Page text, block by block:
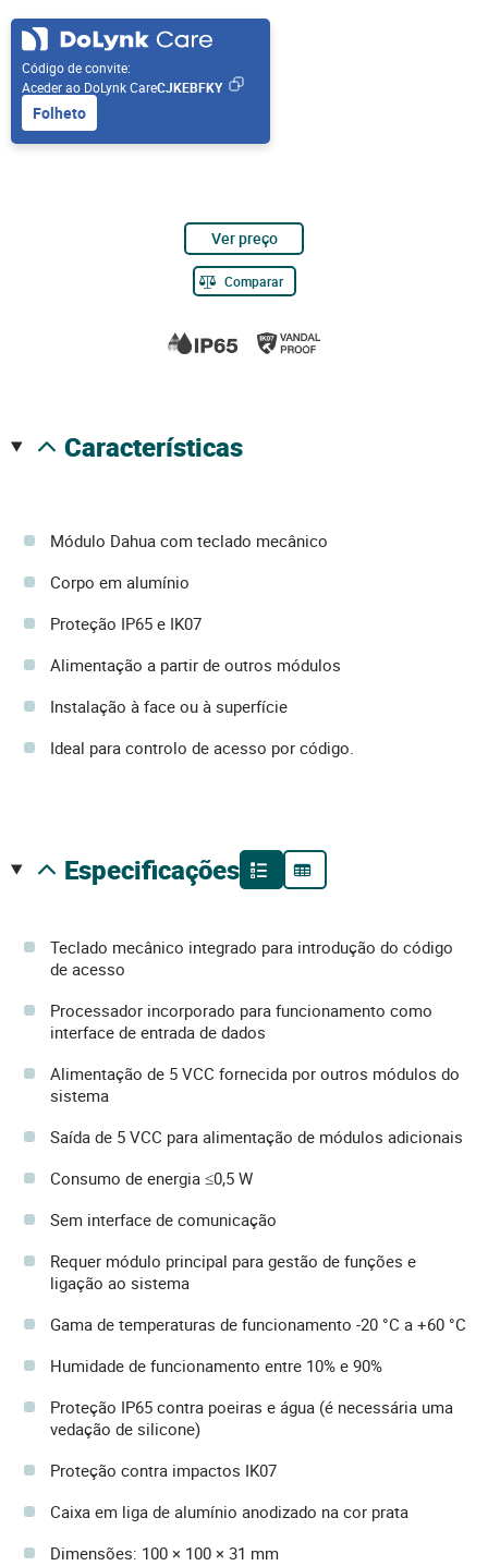
Código de convite:
Aceder ao DoLynk CareCJKEBFKY
Folheto
Ver preço
Comparar
características
Módulo Dahua com teclado mecânico
Corpo em alumínio
Proteção IP65 e IK07
Alimentação a partir de outros módulos
Instalação à face ou à superfície
Ideal para controlo de acesso por código.
especificações
Teclado mecânico integrado para introdução do código
de acesso
Processador incorporado para funcionamento como
interface de entrada de dados
Alimentação de 5 VCC fornecida por outros módulos do
sistema
Saída de 5 VCC para alimentação de módulos adicionais
Consumo de energia ≤0,5 W
Sem interface de comunicação
Requer módulo principal para gestão de funções e
ligação ao sistema
Gama de temperaturas de funcionamento -20 °C a +60 °C
Humidade de funcionamento entre 10% e 90%
Proteção IP65 contra poeiras e água (é necessária uma
vedação de silicone)
Proteção contra impactos IK07
Caixa em liga de alumínio anodizado na cor prata
Dimensões: 100 × 100 × 31 mm